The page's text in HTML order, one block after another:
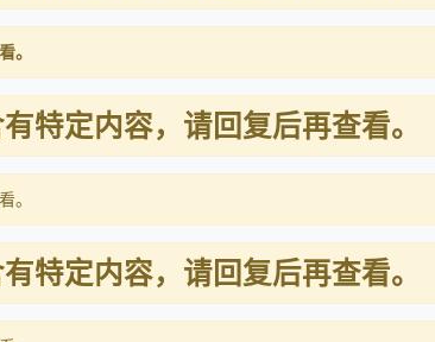
。
特定内容，请回复后再查看。
。
特定内容，请回复后再查看。